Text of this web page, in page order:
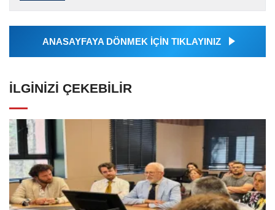
tarafından geçilen tüm...
ANASAYFAYA DÖNMEK İÇİN TIKLAYINIZ
İLGINIZI ÇEKEBILIR